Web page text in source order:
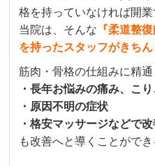
格を持っていなければ開業
当院は、そんな 『柔道整
を持ったスタッフがきち
筋肉・骨格の仕組みに精通
・長年お悩みの痛み、こ
・原因不明の症状
・格安マッサージなどで
も改善へと導くことができ